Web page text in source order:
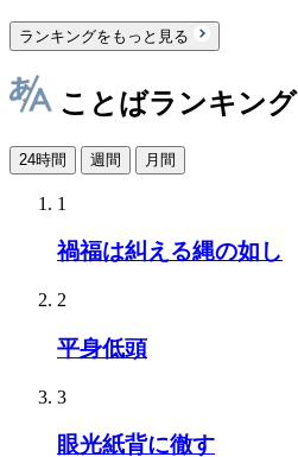
ランキングをもっと見る
ことばランキング
24時間 週間 月間
1
禍福は糾える縄の如し
2
平身低頭
3
眼光紙背に徹す